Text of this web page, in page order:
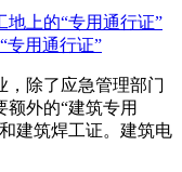
用通行证”
，除了应急管理部门
外的“建筑专用
建筑焊工证。建筑电